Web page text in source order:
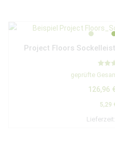
Project Floors
geprüfte
126,96 €
5,29
Lieferzeit: